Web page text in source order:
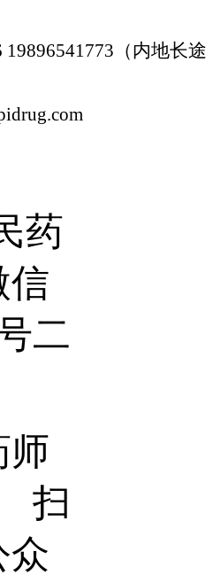
（内地长途
师
众